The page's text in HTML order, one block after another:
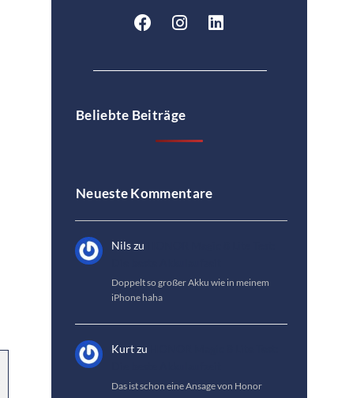
Beliebte Beiträge
Neueste Kommentare
Nilszu
Doppelt so großer Akku wie in meinem
iPhone haha
Kurtzu
Das ist schon eine Ansage von Honor